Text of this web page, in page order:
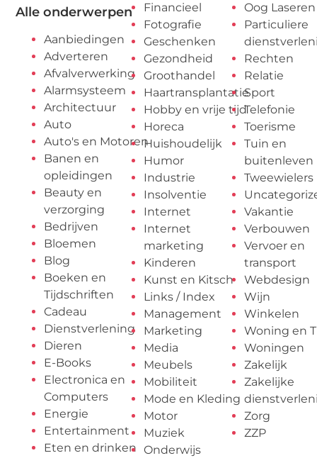
Alle onderwerpen
Aanbiedingen
Adverteren
Afvalverwerking
Alarmsysteem
Architectuur
Auto
Auto's en Motoren
Banen en
opleidingen
Beauty en
verzorging
Bedrijven
Bloemen
Blog
Boeken en
Tijdschriften
Cadeau
Dienstverlening
Dieren
E-Books
Electronica en
Computers
Energie
Entertainment
Eten en drinken
Financieel
Fotografie
Geschenken
Gezondheid
Groothandel
Haartransplantatie
Hobby en vrije tijd
Horeca
Huishoudelijk
Humor
Industrie
Insolventie
Internet
Internet
marketing
Kinderen
Kunst en Kitsch
Links / Index
Management
Marketing
Media
Meubels
Mobiliteit
Mode en Kleding
Motor
Muziek
Onderwijs
Oog Laseren
Particuliere
Rechten
Relatie
Sport
Telefonie
Toerisme
Tuin en
buitenleven
Tweewielers
Vakantie
Verbouwen
Vervoer en
transport
Webdesign
Wijn
Winkelen
Woning en
Woningen
Zakelijk
Zakelijke
Zorg
ZZP